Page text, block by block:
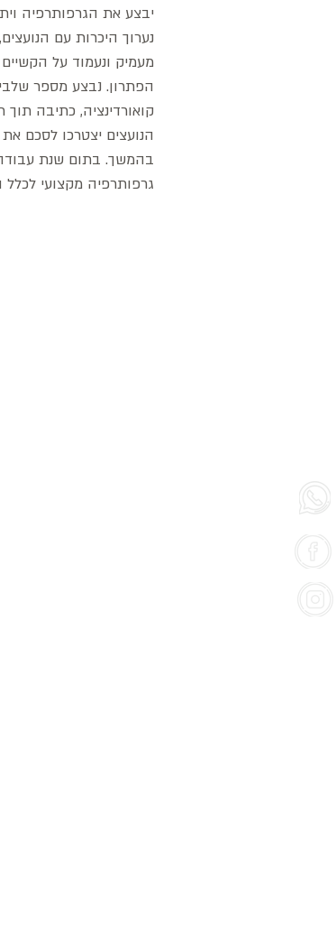
נערוך היכרות עם
מעמיק ונעמוד על
הפתרון. נבצע מספר
קואורדינציה, כתיבה תוך
הנועצים יצטרכו לסכם
בהמשך. בתום שנת
גרפותרפיה מקצועי לכלל